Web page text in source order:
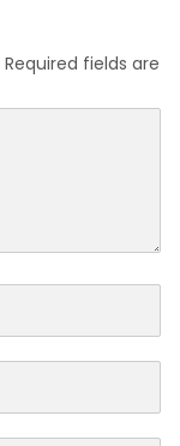
Required fields are